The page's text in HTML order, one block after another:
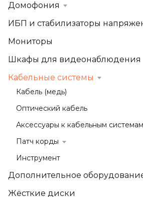
Домофония
ИБП и стабилизаторы
Мониторы
Шкафы для видеонаблюдения
Кабельные системы
Кабель (медь)
Оптический кабель
Аксессуары к кабельным системам
Патч корды
Инструмент
Дополнительное
Жёсткие диски